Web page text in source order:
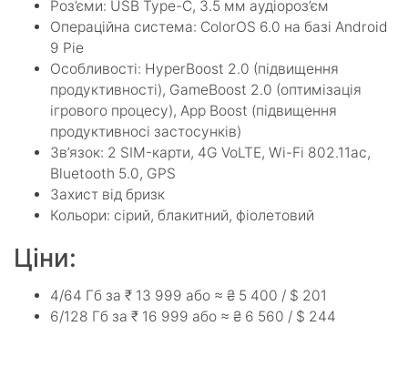
Роз’єми: USB Type-C, 3.5 мм аудіороз’єм
Операційна система: ColorOS 6.0 на базі Android
9 Pie
Особливості: HyperBoost 2.0 (підвищення
продуктивності), GameBoost 2.0 (оптимізація
ігрового процесу), App Boost (підвищення
продуктивносі застосунків)
Зв’язок: 2 SIM-карти, 4G VoLTE, Wi-Fi 802.11ac,
Bluetooth 5.0, GPS
Захист від бризк
Кольори: сірий, блакитний, фіолетовий
Ціни:
4/64 Гб за ₹ 13 999 або ≈ ₴ 5 400 / $ 201
6/128 Гб за ₹ 16 999 або ≈ ₴ 6 560 / $ 244